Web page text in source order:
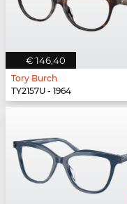
€ 146,40
Tory Burch
TY2157U - 1964